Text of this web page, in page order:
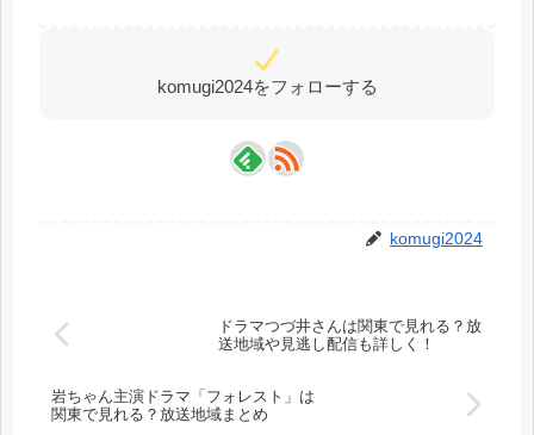
komugi2024をフォローする
komugi2024
ドラマつづ井さんは関東で見れる？放
送地域や見逃し配信も詳しく！
岩ちゃん主演ドラマ「フォレスト」は
関東で見れる？放送地域まとめ